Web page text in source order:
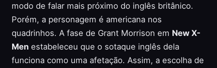
modo de falar mais próximo do inglês britânico.
Porém, a personagem é americana nos
quadrinhos. A fase de Grant Morrison em New X-
Men estabeleceu que o sotaque inglês dela
funciona como uma afetação. Assim, a escolha de